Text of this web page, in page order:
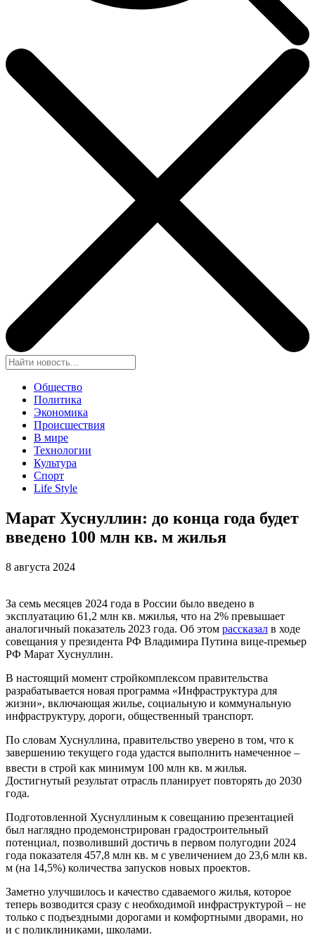
Общество
Политика
Экономика
Происшествия
В мире
Технологии
Культура
Спорт
Life Style
Марат Хуснуллин: до конца года будет
введено 100 млн кв. м жилья
8 августа 2024
За семь месяцев 2024 года в России было введено в
эксплуатацию 61,2 млн кв. мжилья, что на 2% превышает
аналогичный показатель 2023 года. Об этом рассказал в ходе
совещания у президента РФ Владимира Путина вице-премьер
РФ Марат Хуснуллин.
В настоящий момент стройкомплексом правительства
разрабатывается новая программа «Инфраструктура для
жизни», включающая жилье, социальную и коммунальную
инфраструктуру, дороги, общественный транспорт.
По словам Хуснуллина, правительство уверено в том, что к
завершению текущего года удастся выполнить намеченное –
ввести в строй как минимум 100 млн кв. мжилья.
Достигнутый результат отрасль планирует повторять до 2030
года.
Подготовленной Хуснуллиным к совещанию презентацией
был наглядно продемонстрирован градостроительный
потенциал, позволивший достичь в первом полугодии 2024
года показателя 457,8 млн кв. м с увеличением до 23,6 млн кв.
м (на 14,5%) количества запусков новых проектов.
Заметно улучшилось и качество сдаваемого жилья, которое
теперь возводится сразу с необходимой инфраструктурой – не
только с подъездными дорогами и комфортными дворами, но
и с поликлиниками, школами.